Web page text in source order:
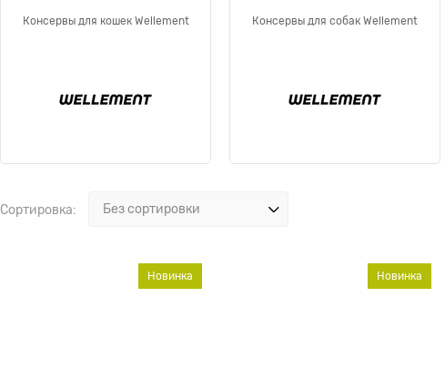
Консервы для кошек Wellement Консервы для собак Wellement
Сортировка:
Новинка Новинка